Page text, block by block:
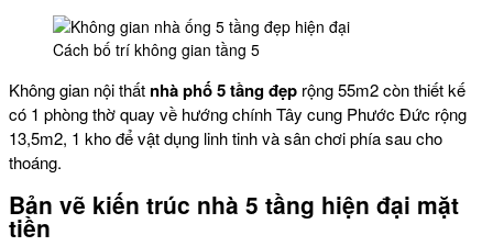
Cách bố trí không gian tầng 5
Không gian nội thất nhà phố 5 tầng đẹp rộng 55m2 còn thiết kế
có 1 phòng thờ quay về hướng chính Tây cung Phước Đức rộng
13,5m2, 1 kho để vật dụng linh tinh và sân chơi phía sau cho
thoáng.
Bản vẽ kiến trúc nhà 5 tầng hiện đại mặt
tiền